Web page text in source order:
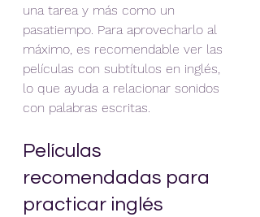
una tarea y más como un
pasatiempo. Para aprovecharlo al
máximo, es recomendable ver las
películas con subtítulos en inglés,
lo que ayuda a relacionar sonidos
con palabras escritas.
Películas
recomendadas para
practicar inglés